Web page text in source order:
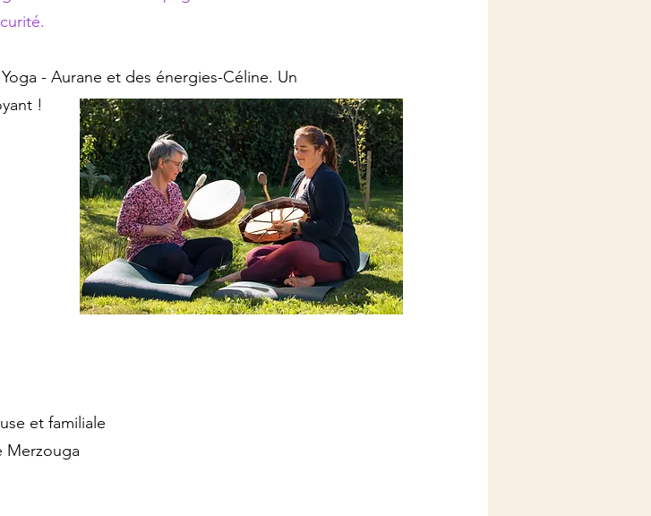
- Aurane et des énergies-Céline. Un
!
et familiale
Merzouga